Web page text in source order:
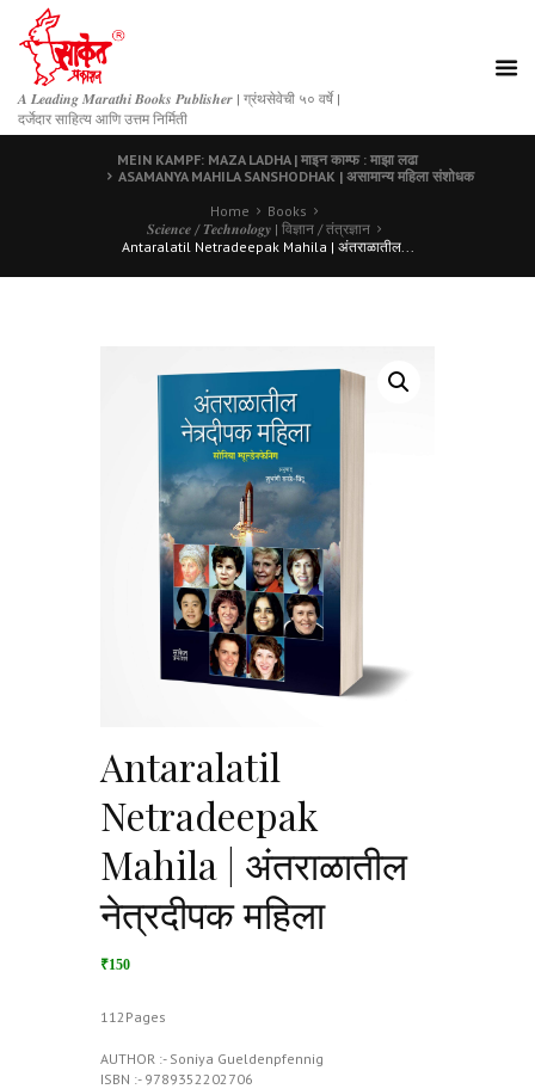
𝑨 𝑳𝒆𝒂𝒅𝒊𝒏𝒈 𝑴𝒂𝒓𝒂𝒕𝒉𝒊 𝑩𝒐𝒐𝒌𝒔 𝑷𝒖𝒃𝒍𝒊𝒔𝒉𝒆𝒓 | ग्रंथसेवेची ५० वर्षे |
दर्जेदार साहित्य आणि उत्तम निर्मिती
MEIN KAMPF: MAZA LADHA | माइन काम्फ : माझा लढा
ASAMANYA MAHILA SANSHODHAK | असामान्य महिला संशोधक
Home
Books
𝑺𝒄𝒊𝒆𝒏𝒄𝒆 / 𝑻𝒆𝒄𝒉𝒏𝒐𝒍𝒐𝒈𝒚 | विज्ञान / तंत्रज्ञान
Antaralatil Netradeepak Mahila | अंतराळातील...
Antaralatil
Netradeepak
Mahila | अंतराळातील
नेत्रदीपक महिला
₹150
112Pages
AUTHOR :- Soniya Gueldenpfennig
ISBN :- 9789352202706